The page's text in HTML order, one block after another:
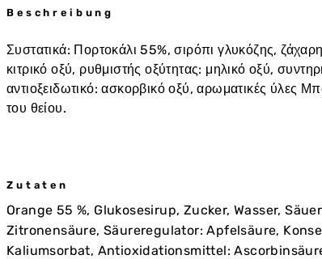
Beschreibung
Συστατικά: Πορτοκάλι 55%, σιρόπι γλυκόζης,
κιτρικό οξύ, ρυθμιστής οξύτητας: μηλικό οξύ,
αντιοξειδωτικό: ασκορβικό οξύ, αρωματικές ύλες
του θείου.
Zutaten
Orange 55 %, Glukosesirup, Zucker, Wasser,
Zitronensäure, Säureregulator: Apfelsäure,
Kaliumsorbat, Antioxidationsmittel: